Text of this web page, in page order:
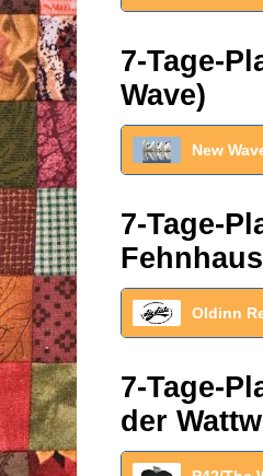
7-Tage-
Wave)
New
7-Tage-
Oldinn
7-Tage-
der